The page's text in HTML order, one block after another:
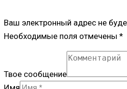
Ваш электронный адрес не
Необходимые поля отмечены *
Твое сообщение